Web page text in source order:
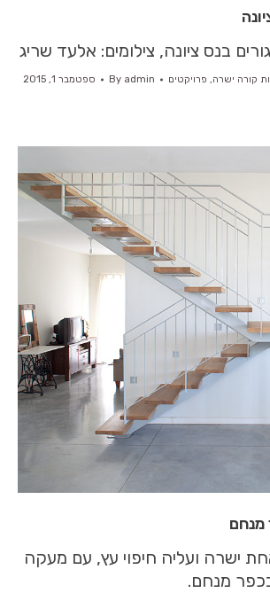
בנס ציונה, צילומים: אלעד שריג
קורה ישרה, פרויקטים By admin
ספטמבר 1, 2015
מנחם
ישרה ועליה חיפוי עץ, עם מעקה
מנחם.